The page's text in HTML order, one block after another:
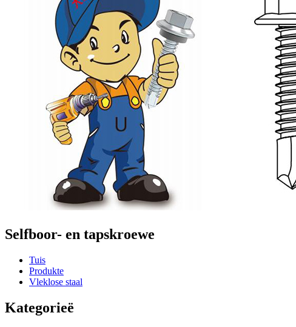
Selfboor- en tapskroewe
Tuis
Produkte
Vleklose staal
Kategorieë